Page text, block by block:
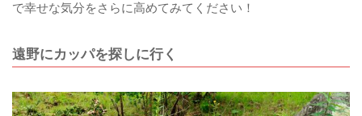
で幸せな気分をさらに高めてみてください！
遠野にカッパを探しに行く